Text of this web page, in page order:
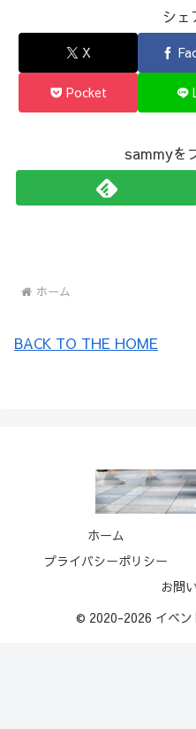
シェ
X
Pocket
sammyを
ホーム
BACK TO THE HOME
ホーム
プライバシーポリシー
お問
© 2020-2026 イベン